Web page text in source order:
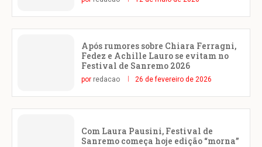
Após rumores sobre Chiara Ferragni,
Fedez e Achille Lauro se evitam no
Festival de Sanremo 2026
por redacao 26 de fevereiro de 2026
Com Laura Pausini, Festival de
Sanremo começa hoje edição “morna”